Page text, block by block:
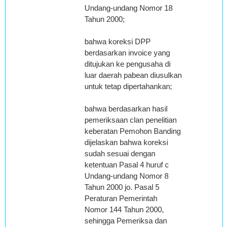
Undang-undang Nomor 18
Tahun 2000;
bahwa koreksi DPP
berdasarkan invoice yang
ditujukan ke pengusaha di
luar daerah pabean diusulkan
untuk tetap dipertahankan;
bahwa berdasarkan hasil
pemeriksaan clan penelitian
keberatan Pemohon Banding
dijelaskan bahwa koreksi
sudah sesuai dengan
ketentuan Pasal 4 huruf c
Undang-undang Nomor 8
Tahun 2000 jo. Pasal 5
Peraturan Pemerintah
Nomor 144 Tahun 2000,
sehingga Pemeriksa dan